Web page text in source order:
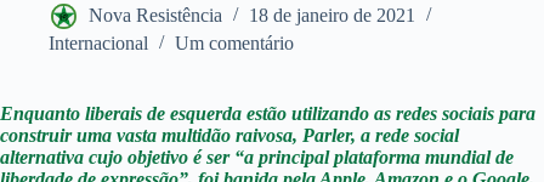
Nova Resistência
18 de janeiro de 2021
Internacional
Um comentário
Enquanto liberais de esquerda estão utilizando as redes sociais para
construir uma vasta multidão raivosa, Parler, a rede social
alternativa cujo objetivo é ser “a principal plataforma mundial de